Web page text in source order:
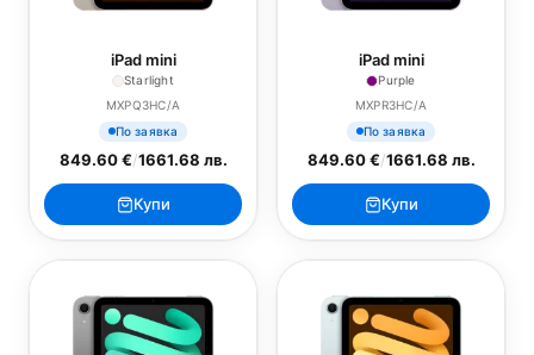
iPad mini
Starlight
MXPQ3HC/A
По заявка
849.60 €/1661.68 лв.
Купи
iPad mini
Purple
MXPR3HC/A
По заявка
849.60 €/1661.68 лв.
Купи